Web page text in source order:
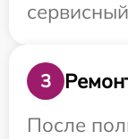
3
После